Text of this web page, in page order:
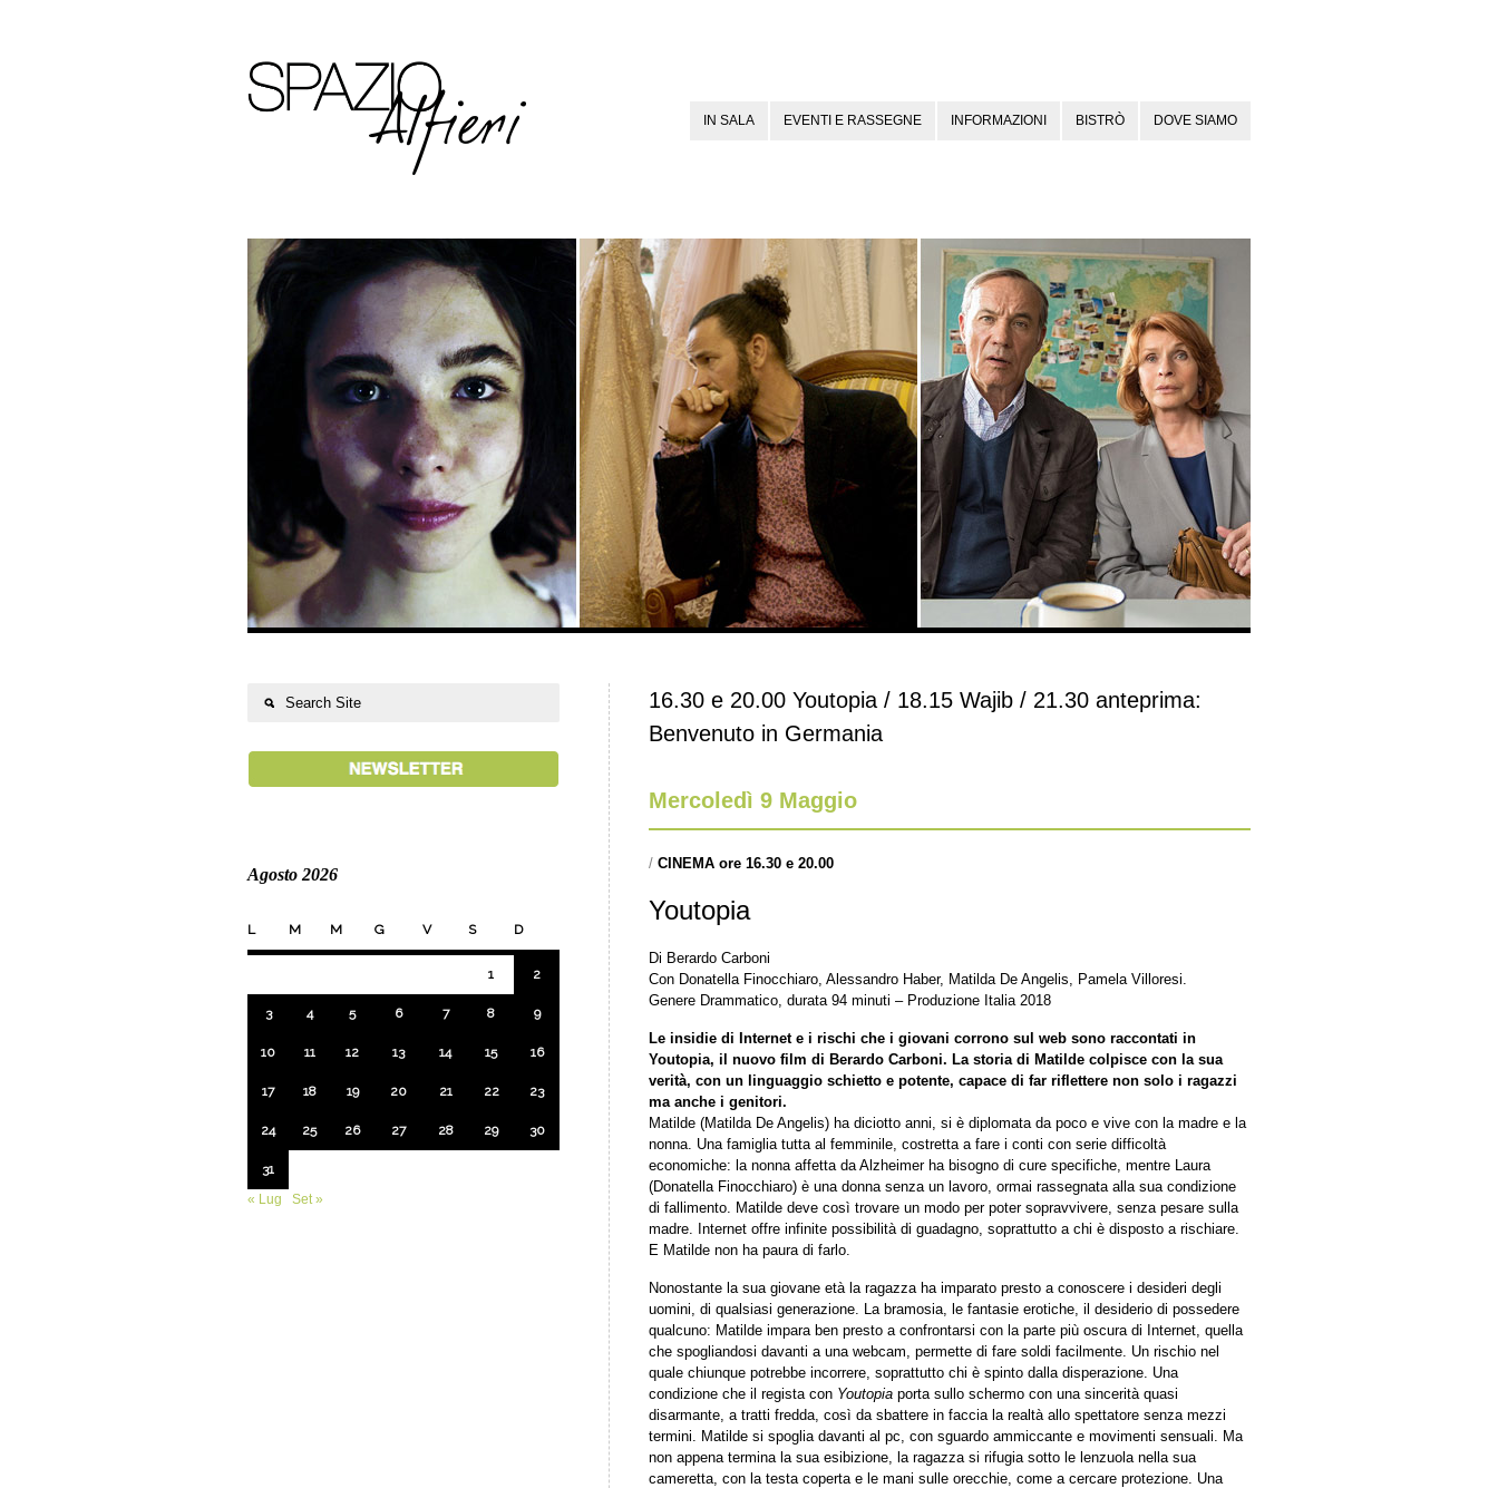
IN SALA EVENTI E RASSEGNE INFORMAZIONI BISTRÒ DOVE SIAMO
16.30 e 20.00 Youtopia / 18.15 Wajib / 21.30 anteprima:
Benvenuto in Germania
Mercoledì 9 Maggio
/ CINEMA ore 16.30 e 20.00
Youtopia
Di Berardo Carboni
Con Donatella Finocchiaro, Alessandro Haber, Matilda De Angelis, Pamela Villoresi.
Genere Drammatico, durata 94 minuti – Produzione Italia 2018
Le insidie di Internet e i rischi che i giovani corrono sul web sono raccontati in
Youtopia, il nuovo film di Berardo Carboni. La storia di Matilde colpisce con la sua
verità, con un linguaggio schietto e potente, capace di far riflettere non solo i ragazzi
ma anche i genitori.
Matilde (Matilda De Angelis) ha diciotto anni, si è diplomata da poco e vive con la madre e la
nonna. Una famiglia tutta al femminile, costretta a fare i conti con serie difficoltà
economiche: la nonna affetta da Alzheimer ha bisogno di cure specifiche, mentre Laura
(Donatella Finocchiaro) è una donna senza un lavoro, ormai rassegnata alla sua condizione
di fallimento. Matilde deve così trovare un modo per poter sopravvivere, senza pesare sulla
madre. Internet offre infinite possibilità di guadagno, soprattutto a chi è disposto a rischiare.
E Matilde non ha paura di farlo.
Nonostante la sua giovane età la ragazza ha imparato presto a conoscere i desideri degli
uomini, di qualsiasi generazione. La bramosia, le fantasie erotiche, il desiderio di possedere
qualcuno: Matilde impara ben presto a confrontarsi con la parte più oscura di Internet, quella
che spogliandosi davanti a una webcam, permette di fare soldi facilmente. Un rischio nel
quale chiunque potrebbe incorrere, soprattutto chi è spinto dalla disperazione. Una
condizione che il regista con Youtopia porta sullo schermo con una sincerità quasi
disarmante, a tratti fredda, così da sbattere in faccia la realtà allo spettatore senza mezzi
termini. Matilde si spoglia davanti al pc, con sguardo ammiccante e movimenti sensuali. Ma
non appena termina la sua esibizione, la ragazza si rifugia sotto le lenzuola nella sua
cameretta, con la testa coperta e le mani sulle orecchie, come a cercare protezione. Una
Agosto 2026
L M M G V S D
1 2
3 4 5 6 7 8 9
10 11 12 13 14 15 16
17 18 19 20 21 22 23
24 25 26 27 28 29 30
31
« Lug
Set »